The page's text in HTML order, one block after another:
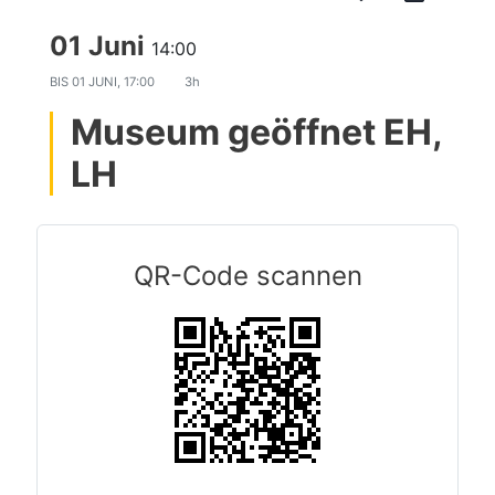
01 Juni 14:00
BIS 01 JUNI, 17:00 3h
Museum geöffnet EH,
LH
QR-Code scannen